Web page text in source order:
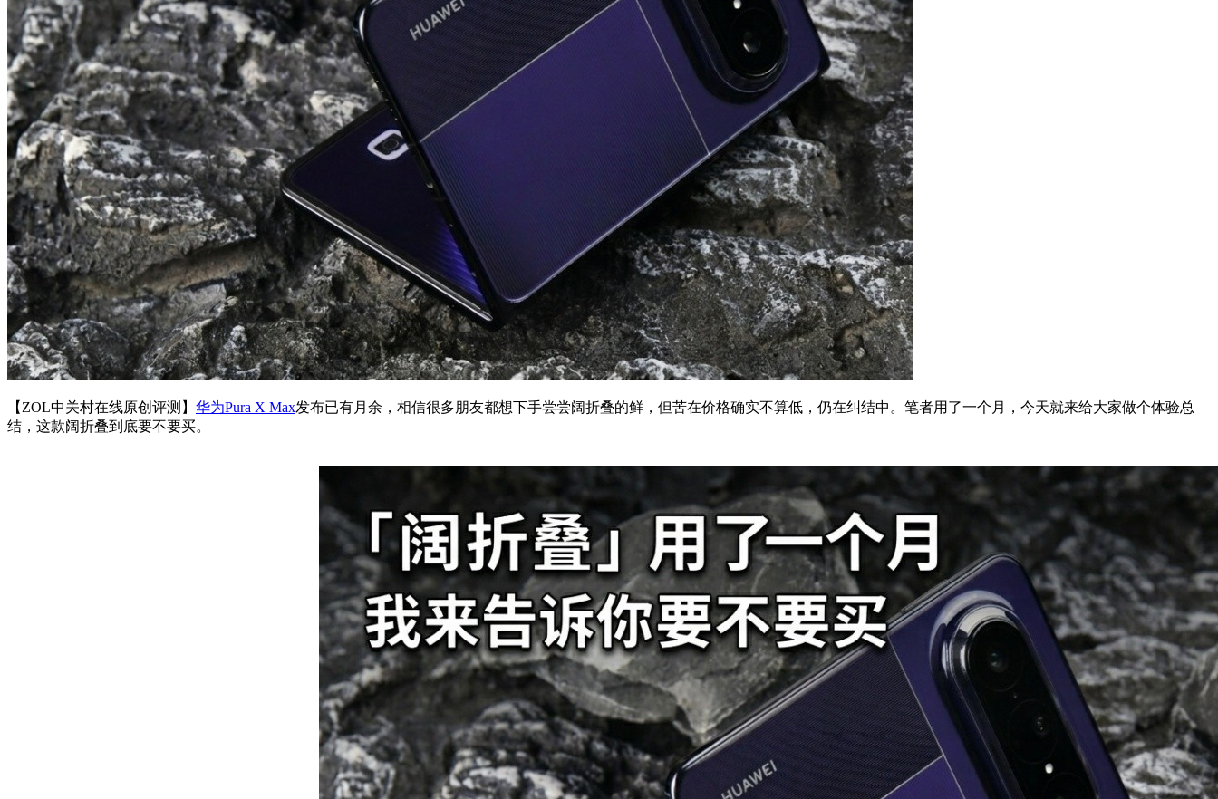
【ZOL中关村在线原创评测】 华为Pura X Max发布已有月余，相信很多朋友都想下手尝尝阔折叠的鲜，但苦在价格确实不算低，仍在纠结中。笔者用了一个月，今天就来给大家做个体验总
结，这款阔折叠到底要不要买。